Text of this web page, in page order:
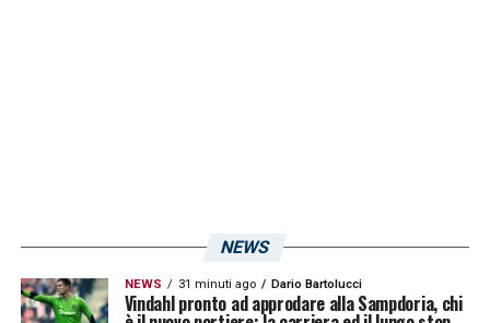
NEWS
NEWS 31 minuti ago Dario Bartolucci
Vindahl pronto ad approdare alla Sampdoria, chi